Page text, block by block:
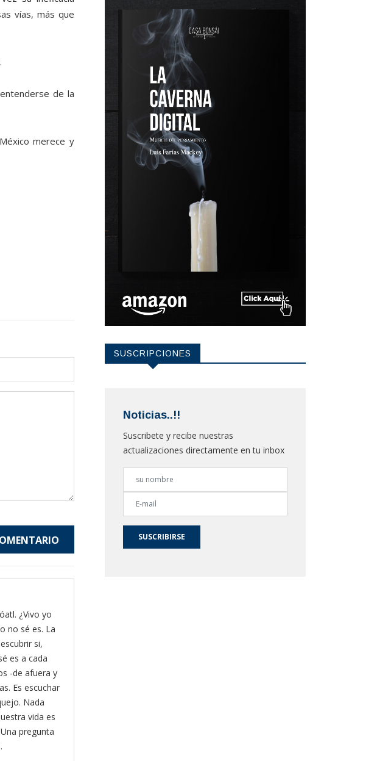
vías, más que
de la
merece y
¿Vivo yo
no sé es. La
si,
es a cada
-de afuera y
Es escuchar
Nada
vida es
pregunta
SUSCRIPCIONES
Noticias..!!
Suscribete y recibe nuestras
actualizaciones directamente en tu inbox
SUSCRIBIRSE